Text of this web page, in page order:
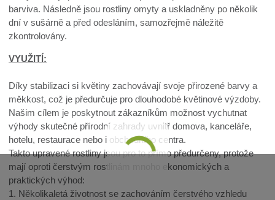
barviva. Následně jsou rostliny omyty a uskladněny po několik
dní v sušárně a před odesláním, samozřejmě náležitě
zkontrolovány.
VYUŽITÍ:
Díky stabilizaci si květiny zachovávají svoje přirozené barvy a
měkkost, což je předurčuje pro dlouhodobé květinové výzdoby.
Našim cílem je poskytnout zákazníkům možnost vychutnat
výhody skutečné přírodní zahrady uvnitř domova, kanceláře,
hotelu, restaurace nebo i obchodního centra.
Takto upravené rostliny jsou pro to přímo předurčeny, protože
mají oproti čerstvým rostlinám mnoho ekonomických a
praktických výhod:
1. Několikaletá životnost se zachováním čerstvého vzhledu